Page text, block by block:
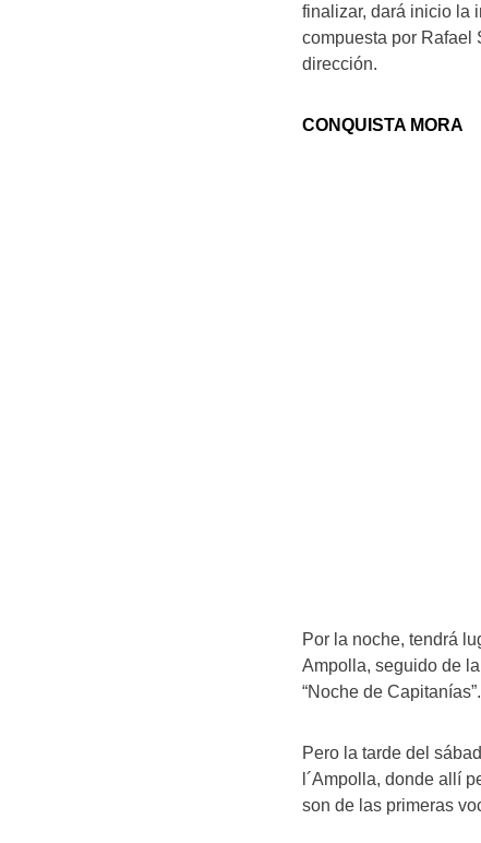
finalizar, dará inicio la
compuesta por Rafael
dirección.
CONQUISTA MORA
Por la noche, tendrá
Ampolla, seguido de
“Noche de Capitanías”.
Pero la tarde del
l´Ampolla, donde allí
son de las primeras